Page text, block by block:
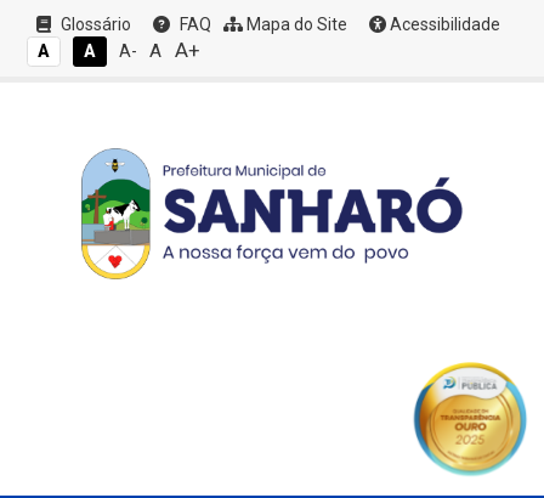
Glossário FAQ Mapa do Site
Acessibilidade
A
A A- A A+